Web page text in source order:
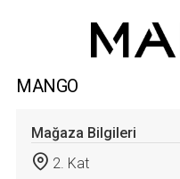
MANGO
Mağaza Bilgileri
2. Kat